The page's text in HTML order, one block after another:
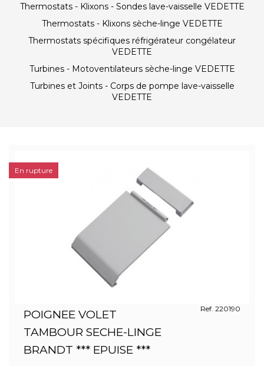
Thermostats - Klixons - Sondes lave-vaisselle VEDETTE
Thermostats - Klixons sèche-linge VEDETTE
Thermostats spécifiques réfrigérateur congélateur
VEDETTE
Turbines - Motoventilateurs sèche-linge VEDETTE
Turbines et Joints - Corps de pompe lave-vaisselle
VEDETTE
POIGNEE VOLET
TAMBOUR SECHE-LINGE
BRANDT *** EPUISE ***
Ref. 220190
En rupture